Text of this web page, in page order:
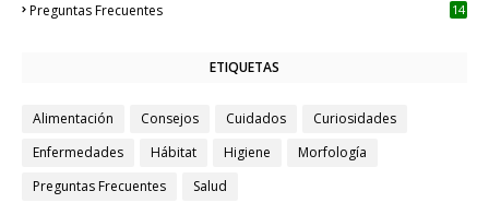
Preguntas Frecuentes 14
ETIQUETAS
Alimentación Consejos Cuidados
Curiosidades
Enfermedades
Hábitat Higiene
Morfología
Preguntas Frecuentes
Salud